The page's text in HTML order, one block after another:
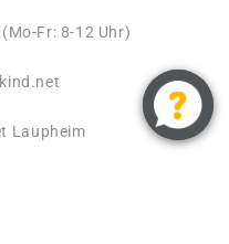
Fr: 8-12 Uhr)
Laupheim